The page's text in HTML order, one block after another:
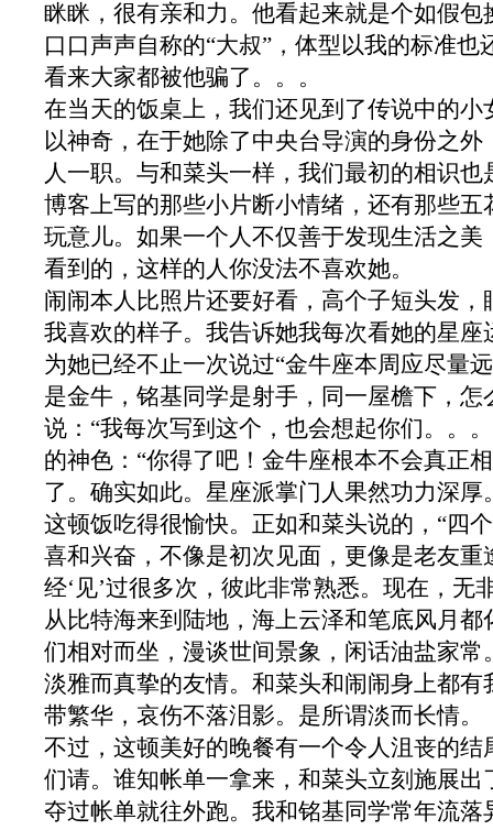
眯眯，很有亲和力。他看起来就是个如假
口口声声自称的“大叔”，体型以我的标准也
看来大家都被他骗了。。。
在当天的饭桌上，我们还见到了传说中的
以神奇，在于她除了中央台导演的身份之
人一职。与和菜头一样，我们最初的相识
博客上写的那些小片断小情绪，还有那些
玩意儿。如果一个人不仅善于发现生活之
看到的，这样的人你没法不喜欢她。
闹闹本人比照片还要好看，高个子短头发
我喜欢的样子。我告诉她我每次看她的星
为她已经不止一次说过“金牛座本周应尽量
是金牛，铭基同学是射手，同一屋檐下，
说：“我每次写到这个，也会想起你们。。
的神色：“你得了吧！金牛座根本不会真正
了。确实如此。星座派掌门人果然功力深厚
这顿饭吃得很愉快。正如和菜头说的，“四
喜和兴奋，不像是初次见面，更像是老友
经‘见’过很多次，彼此非常熟悉。现在，无
从比特海来到陆地，海上云泽和笔底风月
们相对而坐，漫谈世间景象，闲话油盐家
淡雅而真挚的友情。和菜头和闹闹身上都
带繁华，哀伤不落泪影。是所谓淡而长情。
不过，这顿美好的晚餐有一个令人沮丧的
们请。谁知帐单一拿来，和菜头立刻施展
夺过帐单就往外跑。我和铭基同学常年流落